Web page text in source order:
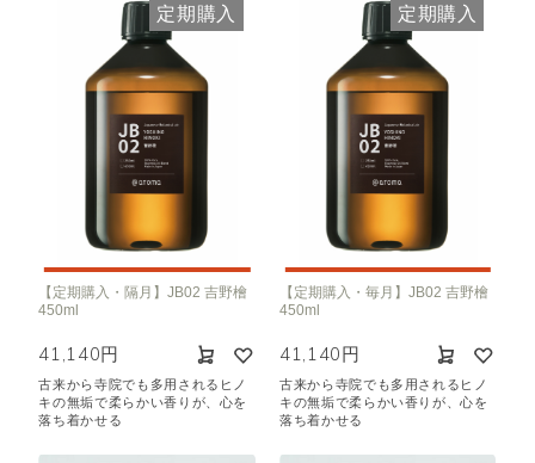
定期購入
【定期購入・隔月】JB02 吉野檜
450ml
41,140円
古来から寺院でも多用されるヒノ
キの無垢で柔らかい香りが、心を
落ち着かせる
定期購入
【定期購入・毎月】JB02 吉野檜
450ml
41,140円
古来から寺院でも多用されるヒノ
キの無垢で柔らかい香りが、心を
落ち着かせる